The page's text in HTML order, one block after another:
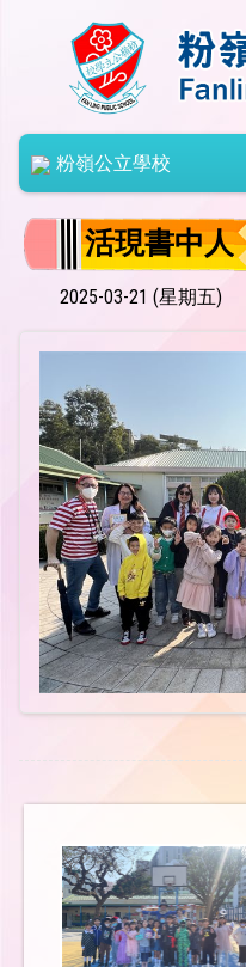
粉嶺公立學校
活現書中人
2025-03-21 (星期五)